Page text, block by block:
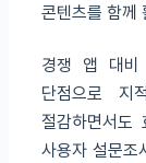
콘텐츠를 함께
경쟁 앱 대비
단점으로 지
절감하면서도
사용자 설문조